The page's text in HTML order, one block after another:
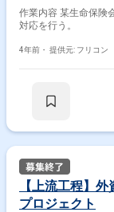
作業内容 某生命保険
対応を行う。
4年前・ 提供元: フリコン
【上流工程】
プロジェクト